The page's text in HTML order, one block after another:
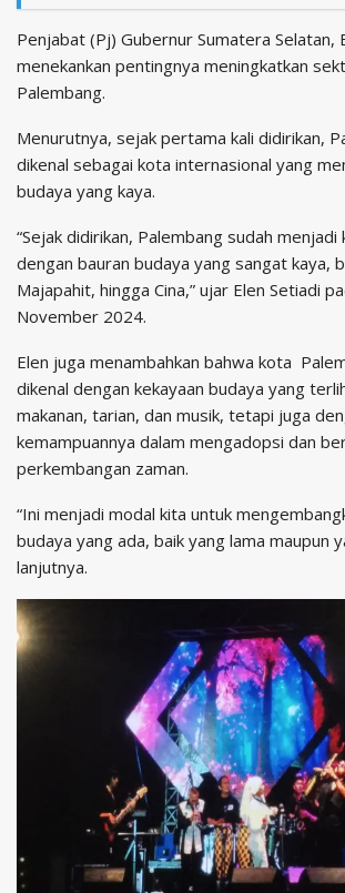
Penjabat (Pj) Gubernur Sumatera Selatan,
menekankan pentingnya meningkatkan
Palembang.
Menurutnya, sejak pertama kali didirikan,
dikenal sebagai kota internasional yang
budaya yang kaya.
“Sejak didirikan, Palembang sudah
dengan bauran budaya yang sangat kaya,
Majapahit, hingga Cina,” ujar Elen Setiadi
November 2024.
Elen juga menambahkan bahwa kota
dikenal dengan kekayaan budaya yang
makanan, tarian, dan musik, tetapi juga
kemampuannya dalam mengadopsi dan
perkembangan zaman.
“Ini menjadi modal kita untuk
budaya yang ada, baik yang lama maupun
lanjutnya.